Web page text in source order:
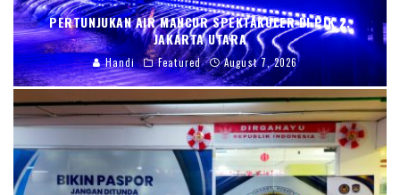
PERTUNJUKAN AIR MANCUR SPEKTAKULER DI PIK 2,
JAKARTA UTARA
Handi Featured August 7, 2026